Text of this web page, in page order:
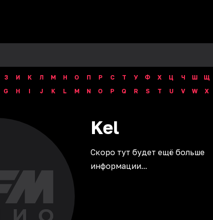
З И К Л М Н О П Р С Т У Ф Х Ц Ч Ш Щ
G H I J K L M N O P Q R S T U V W X
Kel
Скоро тут будет ещё больше
информации...